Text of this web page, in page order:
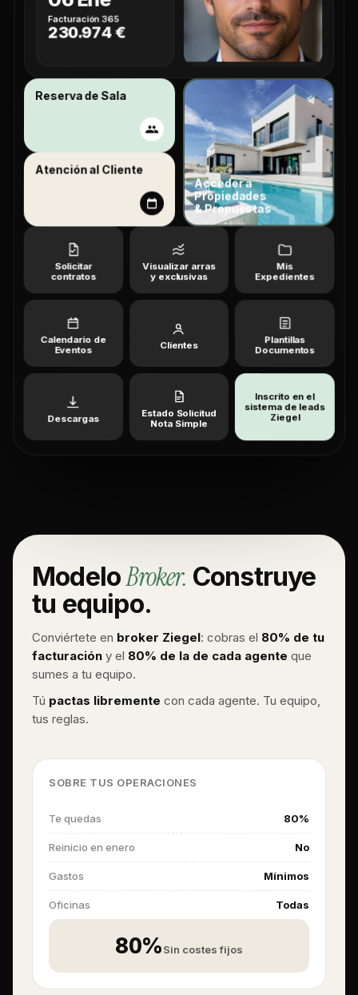
Facturación 365
230.974 €
Reserva de Sala
Atención al Cliente
Acceder a
Propiedades
& Propuestas
Solicitar
contratos
Visualizar arras
y exclusivas
Mis
Expedientes
Calendario de
Eventos Clientes Plantillas
Documentos
Descargas Estado Solicitud
Nota Simple
Inscrito en el
sistema de leads
Ziegel
ModeloBroker. Construye
tu equipo.
Conviértete en broker Ziegel: cobras el 80% de tu
facturación y el 80% de la de cada agente que
sumes a tu equipo.
Tú pactas libremente con cada agente. Tu equipo,
tus reglas.
SOBRE TUS OPERACIONES
Te quedas 80%
Reinicio en enero No
Gastos Mínimos
Oficinas Todas
80%Sin costes fijos